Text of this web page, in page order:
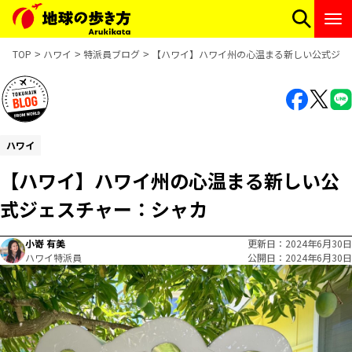
TOP ハワイ 特派員ブログ 【ハワイ】ハワイ州の心温まる新しい公式ジ
ハワイ
【ハワイ】ハワイ州の心温まる新しい公
式ジェスチャー：シャカ
小嵜 有美
ハワイ特派員
更新日
2024年6月30日
公開日
2024年6月30日